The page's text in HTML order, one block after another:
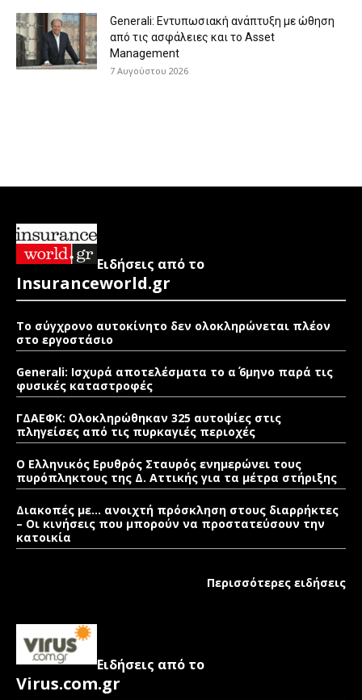
Generali: Eντυπωσιακή ανάπτυξη με ώθηση
από τις ασφάλειες και το Asset
Management
7 Αυγούστου 2026
Ειδήσεις από το
Insuranceworld.gr
Το σύγχρονο αυτοκίνητο δεν ολοκληρώνεται πλέον
στο εργοστάσιο
Generali: Ισχυρά αποτελέσματα το α΄ 6μηνο παρά τις
φυσικές καταστροφές
ΓΔΑΕΦΚ: Ολοκληρώθηκαν 325 αυτοψίες στις
πληγείσες από τις πυρκαγιές περιοχές
Ο Ελληνικός Ερυθρός Σταυρός ενημερώνει τους
πυρόπληκτους της Δ. Αττικής για τα μέτρα στήριξης
Διακοπές με… ανοιχτή πρόσκληση στους διαρρήκτες
– Οι κινήσεις που μπορούν να προστατεύσουν την
κατοικία
Περισσότερες ειδήσεις
Ειδήσεις από το
Virus.com.gr